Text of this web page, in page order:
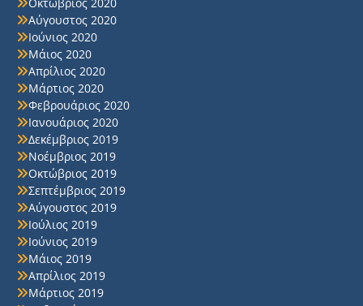
Αύγουστος 2020
Ιούνιος 2020
Μάιος 2020
Απρίλιος 2020
Μάρτιος 2020
Φεβρουάριος 2020
Ιανουάριος 2020
Δεκέμβριος 2019
Νοέμβριος 2019
Οκτώβριος 2019
Σεπτέμβριος 2019
Αύγουστος 2019
Ιούλιος 2019
Ιούνιος 2019
Μάιος 2019
Απρίλιος 2019
Μάρτιος 2019